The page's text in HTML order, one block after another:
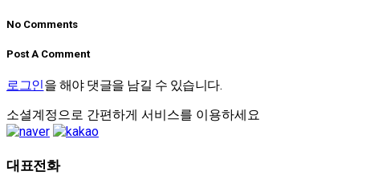
No Comments
Post A Comment
로그인을 해야 댓글을 남길 수 있습니다.
소셜계정으로 간편하게 서비스를 이용하세요
대표전화